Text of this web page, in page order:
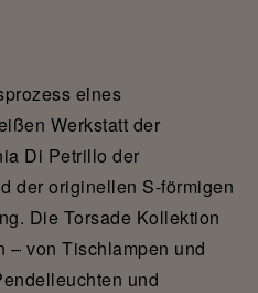
eines
Werkstatt der
Di Petrillo der
der originellen S-förmigen
Die Torsade Kollektion
– von Tischlampen und
und